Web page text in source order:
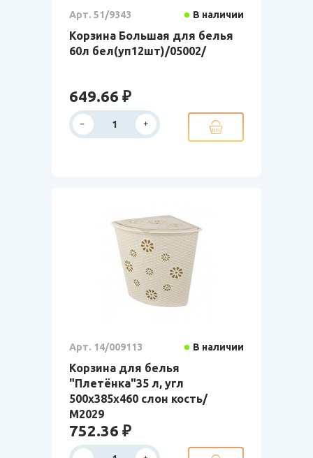
Арт. 51/9343 В наличии
Корзина Большая для белья
60л бел(уп12шт)/05002/
649.66 ₽
Арт. 14/009113 В наличии
Корзина для белья
"Плетёнка"35 л, угл
500х385х460 слон кость/
М2029
752.36 ₽